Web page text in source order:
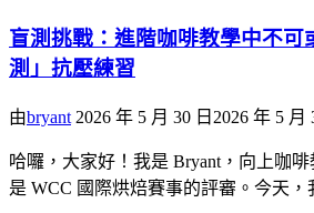
盲測挑戰：進階咖啡教學中不可
測」抗壓練習
由bryant 2026 年 5 月 30 日 2026 年 5 月
哈囉，大家好！我是 Bryant，向上咖
是 WCC 國際烘焙賽事的評審。今天